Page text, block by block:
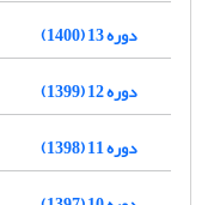
دوره 13 (1400)
دوره 12 (1399)
دوره 11 (1398)